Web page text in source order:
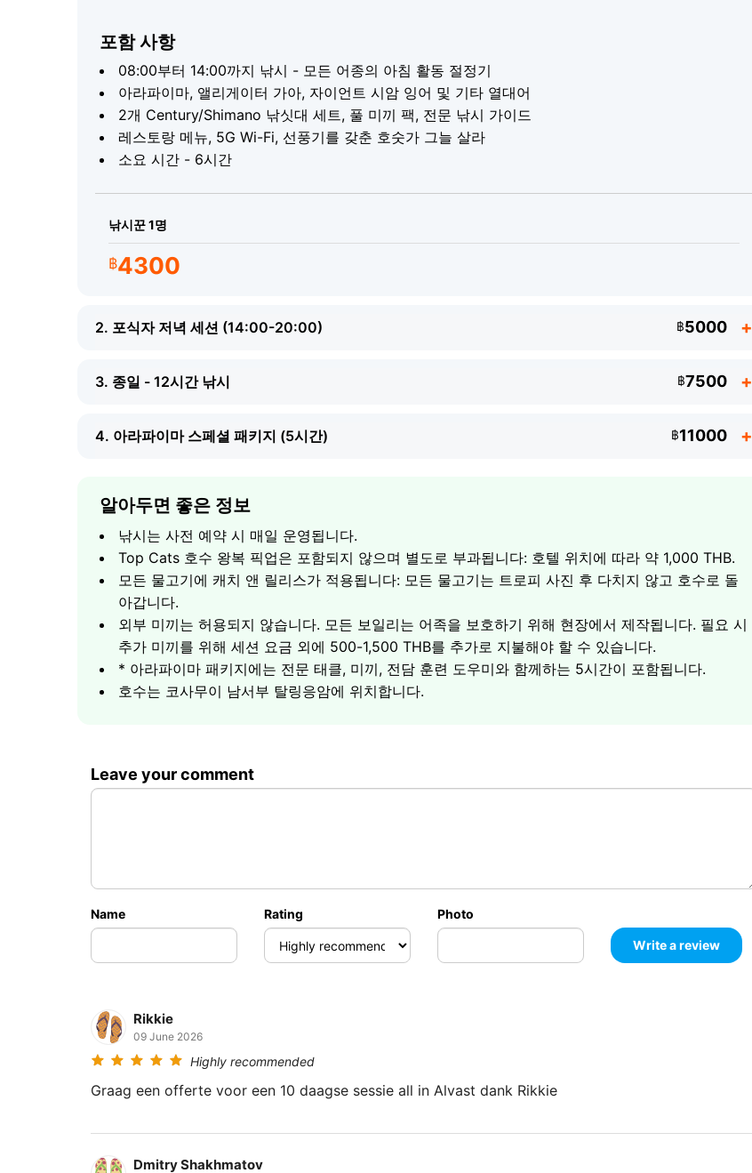
카틀라 인디언 잉어 - 최대 25 kg
잉어 외에도 호수에는 파쿠, 메콩 메기, 그 밖의 다양한 이국적인 열대어가 서식합니다. 모든 물고기는 세
심하게 균형 잡힌 먹이로 자연 조건에서 사육됩니다 - 그래서 이렇게 예외적인 크기에 도달하는 것입니다.
직원이 각 어종에 가장 좋은 기법과 미끼를 안내해 드립니다. 외부 미끼는 허용되지 않습니다: 모든 보일리
는 어족의 건강과 수명을 보호하기 위해 현장에서 제작됩니다.
준비물
자외선 차단제
포함 사항
08:00부터 14:00까지 낚시 - 모든 어종의 아침 활동 절정기
아라파이마, 앨리게이터 가아, 자이언트 시암 잉어 및 기타 열대어
2개 Century/Shimano 낚싯대 세트, 풀 미끼 팩, 전문 낚시 가이드
레스토랑 메뉴, 5G Wi-Fi, 선풍기를 갖춘 호숫가 그늘 살라
소요 시간 - 6시간
낚시꾼 1명
฿4300
2. 포식자 저녁 세션 (14:00-20:00) ฿5000
포함 사항
대형 포식자 저녁 헌팅: 앨리게이터 가아, 파쿠, 메콩 메기
시원한 오후 분위기 - 물고기는 정오 이후 특히 활발합니다
2개 Century/Shimano 낚싯대 세트, 풀 미끼 팩, 전문 낚시 가이드
레스토랑 메뉴, 5G Wi-Fi, 선풍기를 갖춘 호숫가 그늘 살라
소요 시간 - 6시간 (14:00-20:00)
낚시꾼 1명
3. 종일 - 12시간 낚시 ฿7500
포함 사항
종일 낚시 - 아침과 저녁 활동 절정기 모두 포함
하루에 여러 어종에 걸쳐 다수의 트로피를 낚을 기회
2개 Century/Shimano 낚싯대 세트, 풀 미끼 팩, 전문 가이드 포함
종일 이용 가능한 메뉴, 음료, 5G Wi-Fi를 갖춘 그늘 살라
소요 시간 - 12시간
฿7500
4. 아라파이마 스페셜 패키지 (5시간) ฿11000
포함 사항
아라파이마 헌팅 - 세계에서 가장 큰 민물고기(최대 300 kg)
이 거인을 노리기 위해 특별히 구성된 전문 태클 및 미끼
전담 아라파이마 전문 도우미와 함께하는 5시간
알아두면 좋은 정보
낚시는 사전 예약 시 매일 운영됩니다.
Top Cats 호수 왕복 픽업은 포함되지 않으며 별도로 부과됩니다: 호텔 위치에 따라 약 1,000 THB.
모든 물고기에 캐치 앤 릴리스가 적용됩니다: 모든 물고기는 트로피 사진 후 다치지 않고 호수로 돌
아갑니다.
외부 미끼는 허용되지 않습니다. 모든 보일리는 어족을 보호하기 위해 현장에서 제작됩니다. 필요 시
추가 미끼를 위해 세션 요금 외에 500-1,500 THB를 추가로 지불해야 할 수 있습니다.
* 아라파이마 패키지에는 전문 태클, 미끼, 전담 훈련 도우미와 함께하는 5시간이 포함됩니다.
호수는 코사무이 남서부 탈링응암에 위치합니다.
Leave your comment
Name Rating Photo
Rikkie
09 June 2026
Highly recommended
Graag een offerte voor een 10 daagse sessie all in Alvast dank Rikkie
Dmitry Shakhmatov